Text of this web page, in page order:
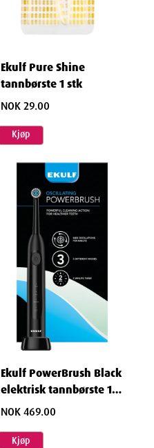
Ekulf Pure Shine
tannbørste 1 stk
NOK 29.00
Kjøp
Ekulf PowerBrush Black
elektrisk tannbørste 1
stk
NOK 469.00
Kjøp